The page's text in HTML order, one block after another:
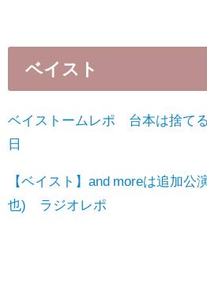
ベイスト
ベイストームレポ 台本は捨て
日
【ベイスト】and moreは追加公
也) ラジオレポ